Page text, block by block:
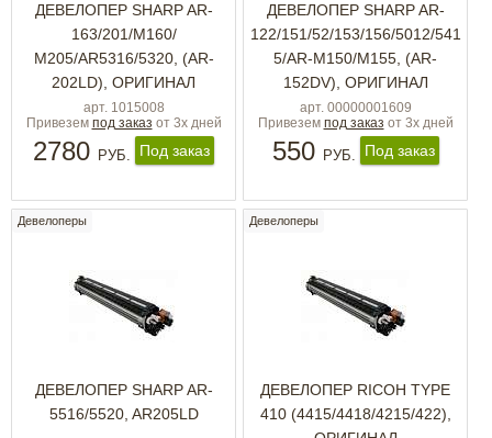
ДЕВЕЛОПЕР SHARP AR-
163/201/М160/
М205/AR5316/5320, (AR-
202LD), ОРИГИНАЛ
арт. 1015008
Привезем под заказ от 3х дней
2780 РУБ. Под заказ
ДЕВЕЛОПЕР SHARP AR-
122/151/52/153/156/5012/541
5/AR-М150/M155, (AR-
152DV), ОРИГИНАЛ
арт. 00000001609
Привезем под заказ от 3х дней
550 РУБ. Под заказ
Девелоперы
ДЕВЕЛОПЕР SHARP AR-
5516/5520, AR205LD
Девелоперы
ДЕВЕЛОПЕР RICOH TYPE
410 (4415/4418/4215/422),